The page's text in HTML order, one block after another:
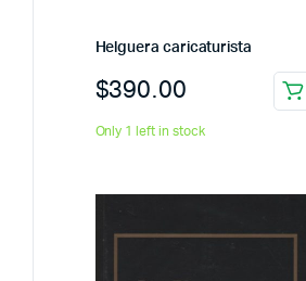
Helguera caricaturista
$390.00
Only 1 left in stock